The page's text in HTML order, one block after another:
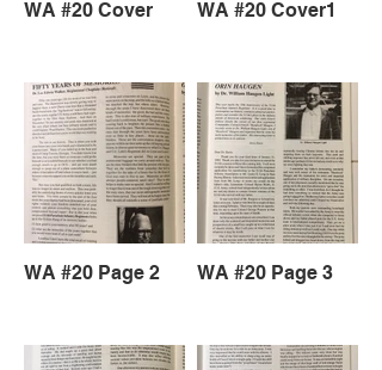
WA #20 Cover WA #20 Cover1
WA #20 Page 2 WA #20 Page 3